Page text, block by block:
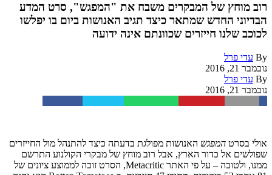
רוב מוחץ של המבקרים משבח את "המפגש", סרט המדע
הבדיוני החדש שמתאר כיצד תגיב האנושות ביום בו יפלשו
לכוכב שלנו חייזרים שכוונתם אינה ידועה
By עדי פרל
נובמבר 21, 2016
By עדי פרל
נובמבר 21, 2016
אולי בסרט המפגש האנושות מפולגת בדעתה כיצד להתנהל מול החייזרים
שפולשים אל כדור הארץ, אבל רוב מוחץ של מבקרי הקולנוע התרשם
ממנו, ולטובה – על פי האתר Metacritic, הסרט זוכה לממוצע ציונים של